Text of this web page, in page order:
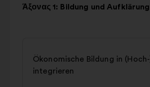
Άξονας 1: Bildung und Aufklärung
Ökonomische Bildung in
integrieren